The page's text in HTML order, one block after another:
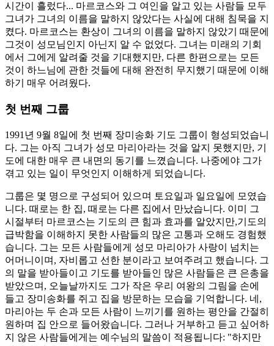
시간이 흘렀다... 마르코스와 그 여인을 알고 있는 사람들 모두
그녀가 그녀의 이름을 말하지 않았다는 사실에 대해 침묵을 지
켰다. 마르코스는 환상이 그녀의 이름을 말하지 않았기 때문에
그것이 성모님인지 아닌지 알 수 없었다. 그녀는 미래의 기회
에서 그에게 알려줄 것을 기대했지만, 다른 한편으로는 모든
것이 하느님에 관한 것들에 대해 완전히 무지했기 때문에 이해
하기 매우 어려웠다.
첫 번째 그룹
1991년 9월 8일에 첫 번째 장미송화 기도 그룹이 형성되었습니
다. 그는 아직 그녀가 성모 마리아라는 것을 알지 못했지만, 기
도에 대한 매우 큰 내면의 동기를 느꼈습니다. 나중에야 그가
겪고 있는 일이 무엇인지 이해하게 되었습니다.
그룹은 몇 명으로 구성되어 있으며 토요일과 일요일에 모였습
니다. 때로는 한 집, 때로는 다른 집에서 만났습니다. 이미 그
시절부터 마르코스는 기도의 큰 힘과 효과를 알았지만,기도의
급박함을 이해하지 못한 사람들의 많은 고통과 오해도 경험했
습니다. 그는 모든 사람들에게 성모 마리아가 사랑이 넘치는
어머니이며, 자비롭고 선한 분이라고 보여주려고 했습니다. 그
의 말을 받아들이고 기도를 받아들인 많은 사람들은 큰 은총을
받았으며, 오늘날까지도 그가 작은 우리 여왕의 그림을 손에
들고 장미송화를 쥐고 집을 방문하는 모습을 기억합니다. 네,
마리아는 두 손과 모든 사람이 느끼기를 원하는 평안을 간절히
원하며 집 안으로 들어왔습니다. 그러나 거부하고 듣고 싶어하
지 않은 사람들에게는 예수님의 말씀이 적용됩니다: "하지만